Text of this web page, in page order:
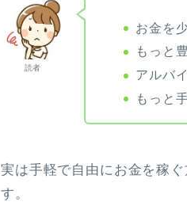
読者
お金を
もっと
アルバ
もっと
実は手軽で自由にお金を稼
す。